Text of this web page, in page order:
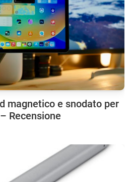
magnetico e snodato per
Recensione